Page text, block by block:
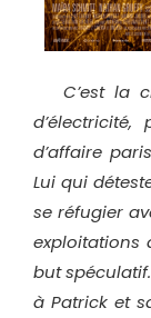
C’est la
d’affaire
Lui qui
se réfugier
exploitations
but
à Patrick et